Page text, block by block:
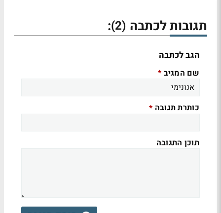
תגובות לכתבה (2)
:
הגב לכתבה
שם המגיב *
כותרת תגובה *
תוכן התגובה